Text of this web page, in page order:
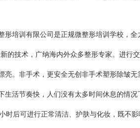
形培训有限公司是正规微整形培训学校，
的技术，广纳海内外众多整形专家。进
。非手术，更安全无创非手术塑形除皱
活节奏快，人们没有太多时间休息的情
后可进行正常清洁、护肤与化妆，既不